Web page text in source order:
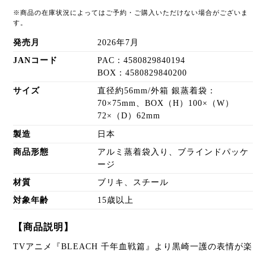
※商品の在庫状況によってはご予約・ご購入いただけない場合がございま
す。
発売月 2026年7月
JANコード
PAC：4580829840194
BOX：4580829840200
サイズ
直径約56mm/外箱 銀蒸着袋：
70×75mm、BOX（H）100×（W）
72×（D）62mm
製造 日本
商品形態
アルミ蒸着袋入り、ブラインドパッケ
ージ
材質 ブリキ、スチール
対象年齢 15歳以上
【商品説明】
TVアニメ『BLEACH 千年血戦篇』より黒崎一護の表情が楽